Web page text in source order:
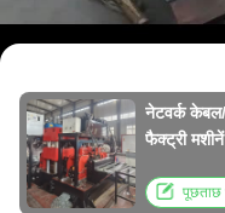
नेटवर्क
फैक्ट्री